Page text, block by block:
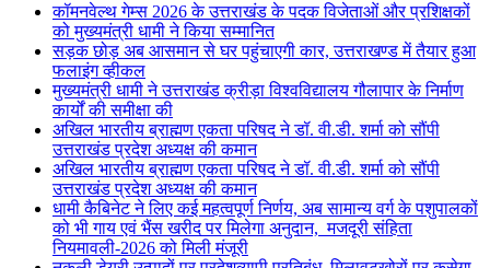
कॉमनवेल्थ गेम्स 2026 के उत्तराखंड के पदक विजेताओं और प्रशिक्षकों
को मुख्यमंत्री धामी ने किया सम्मानित
सड़क छोड़ अब आसमान से घर पहुंचाएगी कार, उत्तराखण्ड में तैयार हुआ
फलाइंग व्हीकल
मुख्यमंत्री धामी ने उत्तराखंड क्रीड़ा विश्वविद्यालय गौलापार के निर्माण
कार्यों की समीक्षा की
अखिल भारतीय ब्राह्मण एकता परिषद ने डॉ. वी.डी. शर्मा को सौंपी
उत्तराखंड प्रदेश अध्यक्ष की कमान
अखिल भारतीय ब्राह्मण एकता परिषद ने डॉ. वी.डी. शर्मा को सौंपी
उत्तराखंड प्रदेश अध्यक्ष की कमान
धामी कैबिनेट ने लिए कई महत्वपूर्ण निर्णय, अब सामान्य वर्ग के पशुपालकों
को भी गाय एवं भैंस खरीद पर मिलेगा अनुदान, मजदूरी संहिता
नियमावली-2026 को मिली मंजूरी